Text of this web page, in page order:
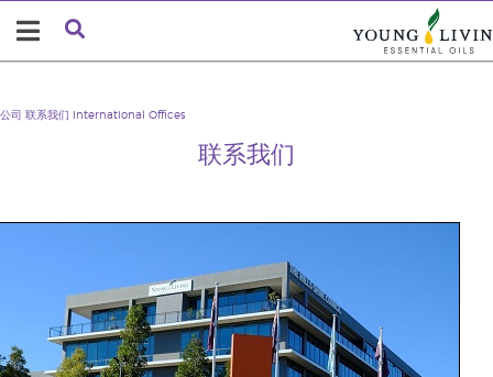
联系我们
公司 联系我们 International Offices